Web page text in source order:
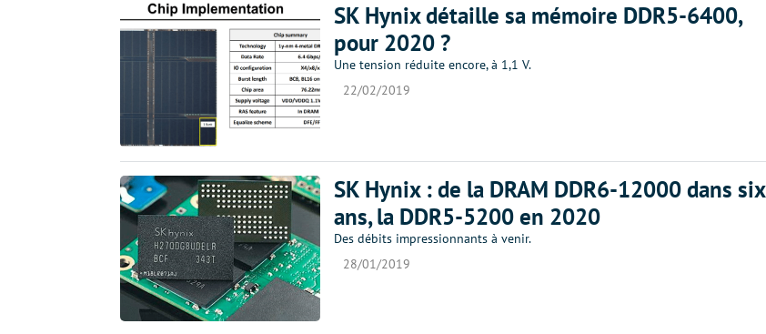
SK Hynix détaille sa mémoire DDR5-6400,
pour 2020 ?
Une tension réduite encore, à 1,1 V.
22/02/2019
SK Hynix : de la DRAM DDR6-12000 dans six
ans, la DDR5-5200 en 2020
Des débits impressionnants à venir.
28/01/2019